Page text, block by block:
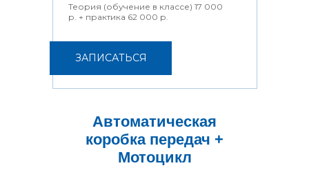
Теория (обучение в классе) 17 000
р. + практика 62 000 р.
ЗАПИСАТЬСЯ
Автоматическая
коробка передач +
Мотоцикл